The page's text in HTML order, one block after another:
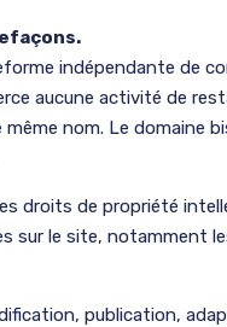
indépendante de
aucune activité de
nom. Le domaine
droits de propriété
sur le site, notamment
publication,